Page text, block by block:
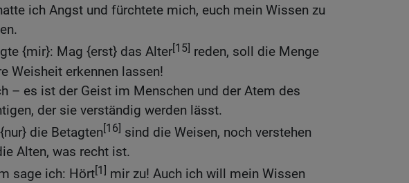
ich Angst und fürchtete mich, euch mein Wissen zu
{mir}: Mag {erst} das Alter[15] reden, soll die Menge
Weisheit erkennen lassen!
– es ist der Geist im Menschen und der Atem des
der sie verständig werden lässt.
die Betagten[16] sind die Weisen, noch verstehen
Alten, was recht ist.
sage ich: Hört[1] mir zu! Auch ich will mein Wissen